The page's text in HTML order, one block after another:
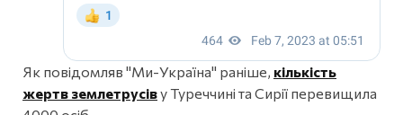
Як повідомляв "Ми-Україна" раніше, кількість
жертв землетрусіву Туреччині та Сирії перевищила